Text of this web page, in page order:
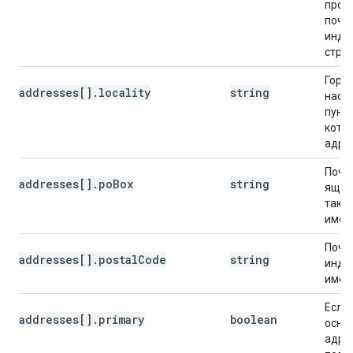
addresses[].locality string
addresses[].poBox string
addresses[].postalCode string
addresses[].primary boolean
Если